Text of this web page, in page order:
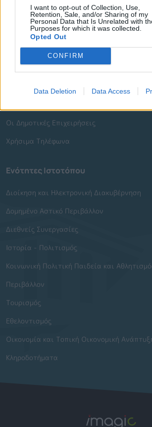
I want to opt-out of Collection, Use,
Retention, Sale, and/or Sharing of my
Personal Data that Is Unrelated with
Purposes for which it was collected.
Opted Out
CONFIRM
Data Deletion Data Access
Ο Δήμαρχος
Αντιδήμαρχοι
Δημοτικό Συμβούλιο
Συλλογικά Όργανα Δήμου
Οι Δημοτικές Επιχειρήσεις
Χρήσιμα Τηλέφωνα
Ενότητες Ιστοτόπου
Διοίκηση και Ηλεκτρονική Διακυβέρνηση
Δομημένο Αστικό Περιβάλλον
Διεθνείς Συνεργασίες
Ιστορία - Πολιτισμός
Κοινωνική Πολιτική Παιδεία και
Περιβάλλον
Τουρισμός
Εθελοντισμός
Οικονομία και Τοπική Οικονομική
Κληροδοτήματα